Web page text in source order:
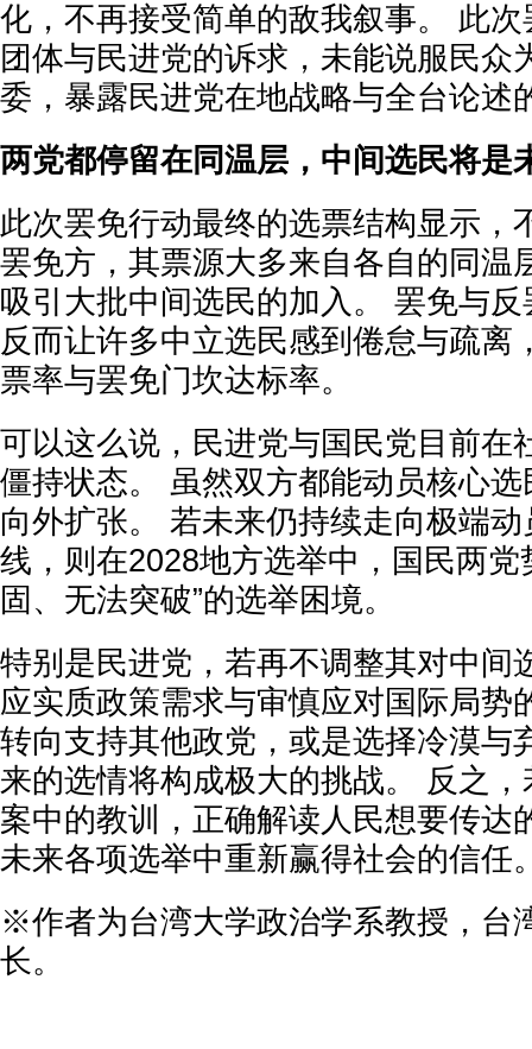
化，不再接受简单的敌我叙事。 此
团体与民进党的诉求，未能说服民众
委，暴露民进党在地战略与全台论述
两党都停留在同温层，中间选民将是
此次罢免行动最终的选票结构显示，
罢免方，其票源大多来自各自的同温
吸引大批中间选民的加入。 罢免与
反而让许多中立选民感到倦怠与疏离
票率与罢免门坎达标率。
可以这么说，民进党与国民党目前在
僵持状态。 虽然双方都能动员核心
向外扩张。 若未来仍持续走向极端
线，则在2028地方选举中，国民两党
固、无法突破”的选举困境。
特别是民进党，若再不调整其对中间
应实质政策需求与审慎应对国际局势
转向支持其他政党，或是选择冷漠与
来的选情将构成极大的挑战。 反之
案中的教训，正确解读人民想要传达
未来各项选举中重新赢得社会的信任
※作者为台湾大学政治学系教授，台
长。